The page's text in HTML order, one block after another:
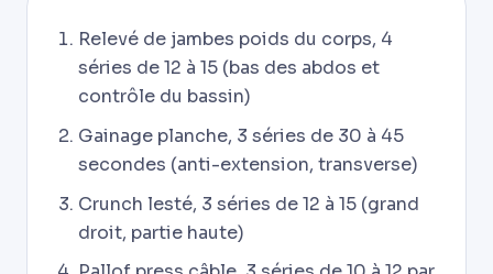
Relevé de jambes poids du corps, 4
séries de 12 à 15 (bas des abdos et
contrôle du bassin)
Gainage planche, 3 séries de 30 à 45
secondes (anti-extension, transverse)
Crunch lesté, 3 séries de 12 à 15 (grand
droit, partie haute)